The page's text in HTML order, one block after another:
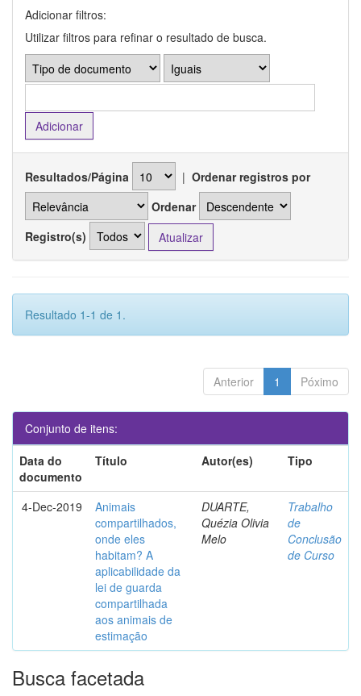
Adicionar filtros:
Utilizar filtros para refinar o resultado de busca.
Resultados/Página | Ordenar registros por
Ordenar
Registro(s)
Resultado 1-1 de 1.
Anterior 1 Póximo
Conjunto de itens:
Data do
documento
Título Autor(es) Tipo
4-Dec-2019
Animais
compartilhados,
onde eles
habitam? A
aplicabilidade da
lei de guarda
compartilhada
aos animais de
estimação
DUARTE,
Quézia Olivia
Melo
Trabalho
de
Conclusão
de Curso
Busca facetada